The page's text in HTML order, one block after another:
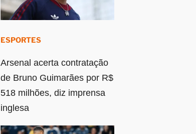
ESPORTES
Arsenal acerta contratação
de Bruno Guimarães por R$
518 milhões, diz imprensa
inglesa